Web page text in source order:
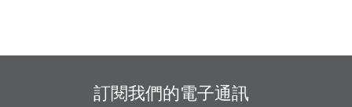
訂閱我們的電子通訊